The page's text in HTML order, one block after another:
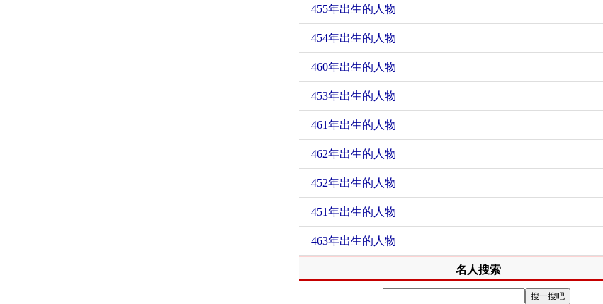
455年出生的人物
454年出生的人物
460年出生的人物
453年出生的人物
461年出生的人物
462年出生的人物
452年出生的人物
451年出生的人物
463年出生的人物
名人搜索